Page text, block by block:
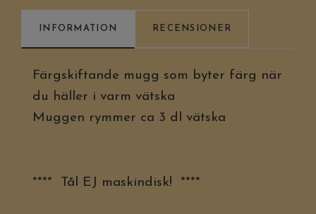
INFORMATION RECENSIONER
Färgskiftande mugg som byter färg när
du häller i varm vätska
Muggen rymmer ca 3 dl vätska
**** Tål EJ maskindisk! ****